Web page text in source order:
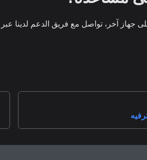
جهاز آخر، تواصل مع فريق الدعم لدينا عبر